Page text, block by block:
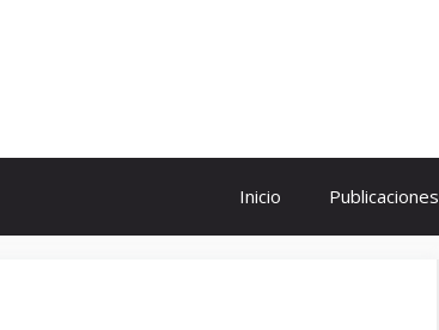
Inicio Publicaciones